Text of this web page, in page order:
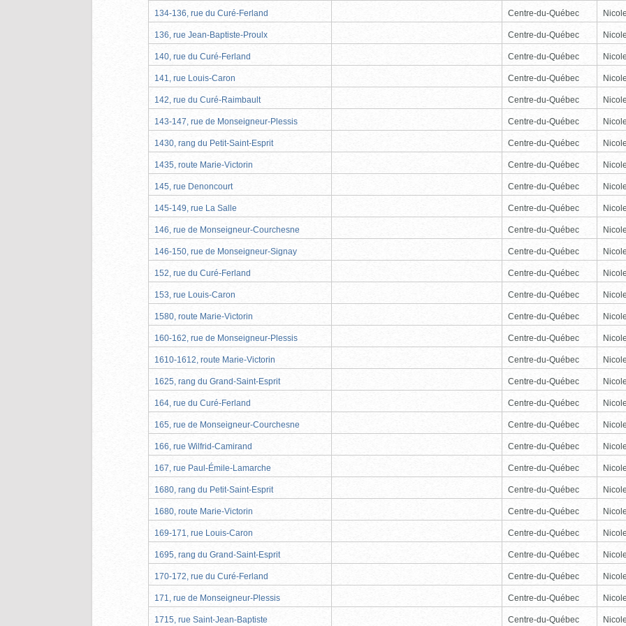
134-136, rue du Curé-Ferland Centre-du-Québec
136, rue Jean-Baptiste-Proulx Centre-du-Québec
140, rue du Curé-Ferland Centre-du-Québec
141, rue Louis-Caron Centre-du-Québec
142, rue du Curé-Raimbault Centre-du-Québec
143-147, rue de Monseigneur-Plessis Centre-du-Québec
1430, rang du Petit-Saint-Esprit Centre-du-Québec
1435, route Marie-Victorin Centre-du-Québec
145, rue Denoncourt Centre-du-Québec
145-149, rue La Salle Centre-du-Québec
146, rue de Monseigneur-Courchesne Centre-du-Québec
146-150, rue de Monseigneur-Signay Centre-du-Québec
152, rue du Curé-Ferland Centre-du-Québec
153, rue Louis-Caron Centre-du-Québec
1580, route Marie-Victorin Centre-du-Québec
160-162, rue de Monseigneur-Plessis Centre-du-Québec
1610-1612, route Marie-Victorin Centre-du-Québec
1625, rang du Grand-Saint-Esprit Centre-du-Québec
164, rue du Curé-Ferland Centre-du-Québec
165, rue de Monseigneur-Courchesne Centre-du-Québec
166, rue Wilfrid-Camirand Centre-du-Québec
167, rue Paul-Émile-Lamarche Centre-du-Québec
1680, rang du Petit-Saint-Esprit Centre-du-Québec
1680, route Marie-Victorin Centre-du-Québec
169-171, rue Louis-Caron Centre-du-Québec
1695, rang du Grand-Saint-Esprit Centre-du-Québec
170-172, rue du Curé-Ferland Centre-du-Québec
171, rue de Monseigneur-Plessis Centre-du-Québec
1715, rue Saint-Jean-Baptiste Centre-du-Québec